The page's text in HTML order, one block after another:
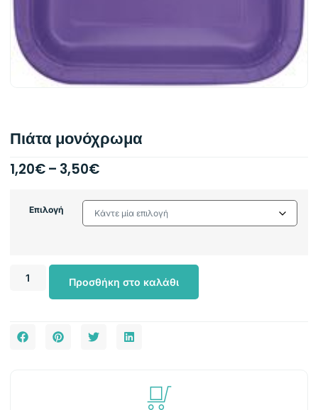
Πιάτα μονόχρωμα
1,20€– 3,50€
Επιλογή
Προσθήκη στο καλάθι